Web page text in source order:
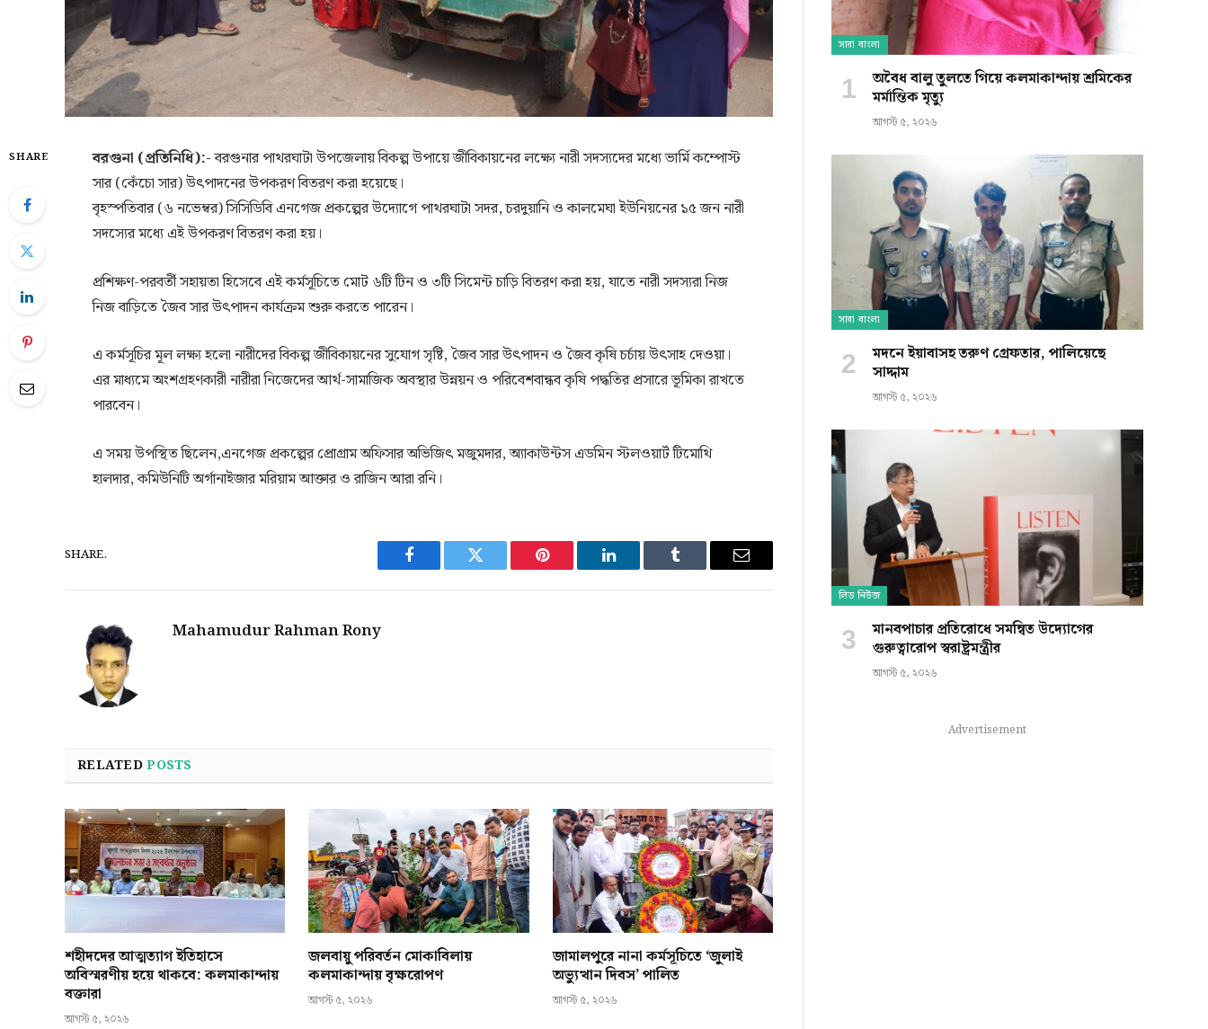
SHARE বরগুনা (প্রতিনিধি):-বরগুনার পাথরঘাটা উপজেলায় বিকল্প উপায়ে জীবিকায়নের লক্ষ্যে নারী সদস্যদের মধ্যে ভার্মি কম্পোস্ট
সার (কেঁচো সার) উৎপাদনের উপকরণ বিতরণ করা হয়েছে।
বৃহস্পতিবার (৬ নভেম্বর) সিসিডিবি এনগেজ প্রকল্পের উদ্যোগে পাথরঘাটা সদর, চরদুয়ানি ও কালমেঘা ইউনিয়নের ১৫ জন নারী
সদস্যের মধ্যে এই উপকরণ বিতরণ করা হয়।
প্রশিক্ষণ-পরবর্তী সহায়তা হিসেবে এই কর্মসূচিতে মোট ৬টি টিন ও ৩টি সিমেন্ট চাড়ি বিতরণ করা হয়, যাতে নারী সদস্যরা নিজ
নিজ বাড়িতে জৈব সার উৎপাদন কার্যক্রম শুরু করতে পারেন।
এ কর্মসূচির মূল লক্ষ্য হলো নারীদের বিকল্প জীবিকায়নের সুযোগ সৃষ্টি, জৈব সার উৎপাদন ও জৈব কৃষি চর্চায় উৎসাহ দেওয়া।
এর মাধ্যমে অংশগ্রহণকারী নারীরা নিজেদের আর্থ-সামাজিক অবস্থার উন্নয়ন ও পরিবেশবান্ধব কৃষি পদ্ধতির প্রসারে ভূমিকা রাখতে
পারবেন।
এ সময় উপস্থিত ছিলেন,এনগেজ প্রকল্পের প্রোগ্রাম অফিসার অভিজিৎ মজুমদার, অ্যাকাউন্টস এডমিন স্টলওয়ার্ট টিমোথি
হালদার, কমিউনিটি অর্গানাইজার মরিয়াম আক্তার ও রাজিন আরা রনি।
SHARE.
Facebook Twitter Pinterest LinkedIn Tumblr Email
Mahamudur Rahman Rony
RELATEDPOSTS
শহীদদের আত্মত্যাগ ইতিহাসে
অবিস্মরণীয় হয়ে থাকবে: কলমাকান্দায়
বক্তারা
আগস্ট ৫, ২০২৬
জলবায়ু পরিবর্তন মোকাবিলায়
কলমাকান্দায় বৃক্ষরোপণ
আগস্ট ৫, ২০২৬
জামালপুরে নানা কর্মসূচিতে ‘জুলাই
অভ্যুত্থান দিবস’ পালিত
আগস্ট ৫, ২০২৬
সারা বাংলা
অবৈধ বালু তুলতে গিয়ে কলমাকান্দায় শ্রমিকের
মর্মান্তিক মৃত্যু
আগস্ট ৫, ২০২৬
সারা বাংলা
মদনে ইয়াবাসহ তরুণ গ্রেফতার, পালিয়েছে
সাদ্দাম
আগস্ট ৫, ২০২৬
লিড নিউজ
মানবপাচার প্রতিরোধে সমন্বিত উদ্যোগের
গুরুত্বারোপ স্বরাষ্ট্রমন্ত্রীর
আগস্ট ৫, ২০২৬
Advertisement